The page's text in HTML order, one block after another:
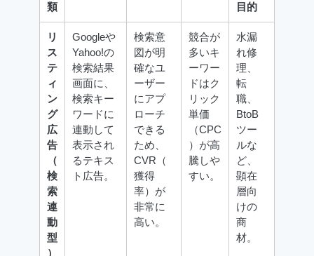
類
目的
リ
ス
テ
ィ
ン
グ
広
告
（
検
索
連
動
型
）
Googleや
Yahoo!の
検索結果
画面に、
検索キー
ワードに
連動して
表示され
るテキス
ト広告。
検索意
図が明
確なユ
ーザー
にアプ
ローチ
できる
ため、
CVR（
獲得
率）が
非常に
高い。
競合が
多いキ
ーワー
ドはク
リック
単価
（CPC
）が高
騰しや
すい。
水漏
れ修
理、
転
職、
BtoB
ツー
ルな
ど、
顕在
層向
けの
商
材。